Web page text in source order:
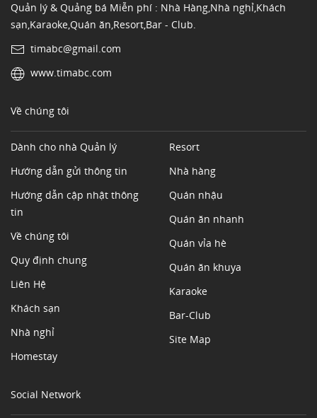
Quản lý & Quảng bá Miễn phí : Nhà Hàng,Nhà nghỉ,Khách
sạn,Karaoke,Quán ăn,Resort,Bar - Club.
timabc@gmail.com
www.timabc.com
Về chúng tôi
Dành cho nhà Quản lý
Hướng dẫn gửi thông tin
Hướng dẫn cập nhật thông
tin
Về chúng tôi
Quy định chung
Liên Hệ
Khách sạn
Nhà nghỉ
Homestay
Resort
Nhà hàng
Quán nhậu
Quán ăn nhanh
Quán vỉa hè
Quán ăn khuya
Karaoke
Bar-Club
Site Map
Social Network